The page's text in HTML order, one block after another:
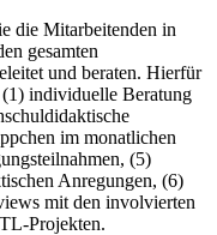
die Mitarbeitenden in
gesamten
und beraten. Hierfür
individuelle Beratung
im monatlichen
(5)
Anregungen, (6)
mit den involvierten
Projekten.